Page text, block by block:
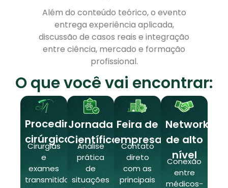
Além do conteúdo teórico, o evento
entrega experiência aplicada,
discussão de casos reais e integração
entre ciência, mercado e formação
profissional.
O que você vai encontrar:
Procedimentos
cirúrgicos
Cirurgias
e
exames
transmitidos
Jornada
Científica
Análise
prática
de
situações
Feira de
empresas
Contato
direto
com as
principais
Networking
de alto
nível
Conexão
entre
médicos-